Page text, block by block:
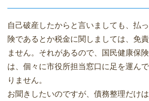
自己破産したからと言いましても、払
険であるとか税金に関しましては、免
ません。それがあるので、国民健康保
は、個々に市役所担当窓口に足を運ん
りません。
お聞きしたいのですが、債務整理だけ